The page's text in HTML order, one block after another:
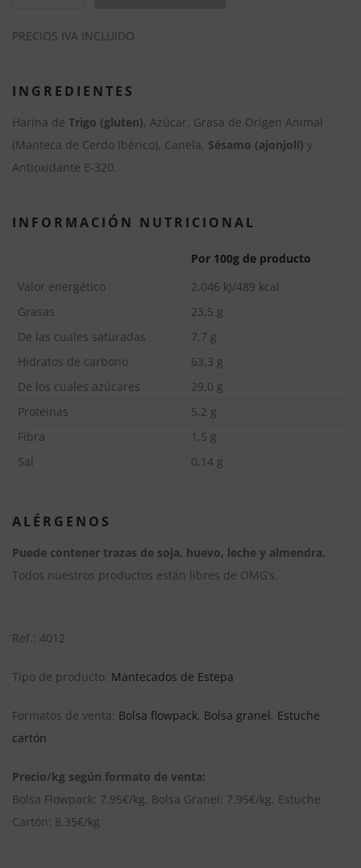
l
e
a
v
PRECIOS IVA INCLUIDO
INGREDIENTES
Harina de Trigo (gluten), Azúcar, Grasa de Origen Animal
(Manteca de Cerdo Ibérico), Canela, Sésamo (ajonjolí) y
Antioxidante E-320.
INFORMACIÓN NUTRICIONAL
Por 100g de producto
Valor energético
2.046 kJ/489 kcal
Grasas
23,5 g
De las cuales saturadas
7,7 g
Hidratos de carbono
63,3 g
De los cuales azúcares
29,0 g
Proteínas
5,2 g
Fibra
1,5 g
Sal
0,14 g
ALÉRGENOS
Puede contener trazas de soja, huevo, leche y almendra.
Todos nuestros productos están libres de OMG’s.
Ref.: 4012
Tipo de producto: Mantecados de Estepa
Formatos de venta: Bolsa flowpack, Bolsa granel, Estuche
cartón
Precio/kg según formato de venta:
Bolsa Flowpack: 7.95€/kg, Bolsa Granel: 7.95€/kg, Estuche
Cartón: 8.35€/kg